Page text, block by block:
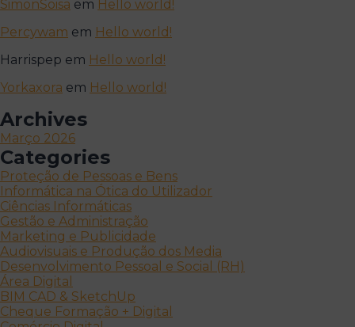
SimonSoisa em Hello world!
Percywam em Hello world!
Harrispep em Hello world!
Yorkaxora em Hello world!
Archives
Março 2026
Categories
Proteção de Pessoas e Bens
Informática na Ótica do Utilizador
Ciências Informáticas
Gestão e Administração
Marketing e Publicidade
Audiovisuais e Produção dos Media
Desenvolvimento Pessoal e Social (RH)
Área Digital
BIM CAD & SketchUp
Cheque Formação + Digital